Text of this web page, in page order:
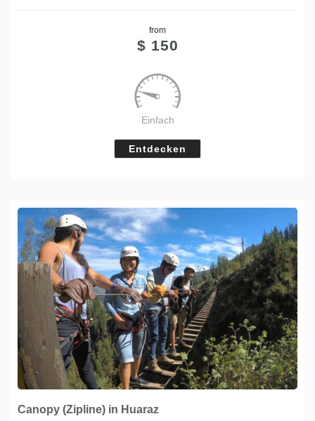
from
$ 150
Einfach
Entdecken
Canopy (Zipline) in Huaraz